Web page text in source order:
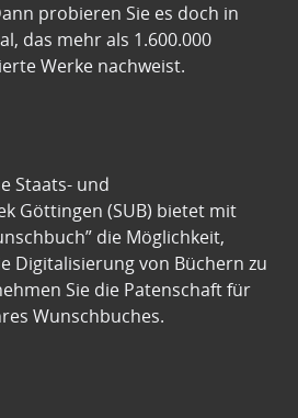
probieren Sie es doch in
das mehr als 1.600.000
Werke nachweist.
Staats- und
Göttingen (SUB) bietet mit
die Möglichkeit,
Digitalisierung von Büchern zu
Sie die Patenschaft für
Wunschbuches.